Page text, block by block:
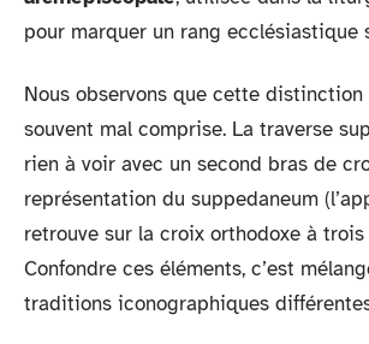
pour marquer un rang ecclésiastique
Nous observons que cette
souvent mal comprise. La traverse
rien à voir avec un second bras de
représentation du suppedaneum
retrouve sur la croix orthodoxe à trois
Confondre ces éléments, c’est
traditions iconographiques